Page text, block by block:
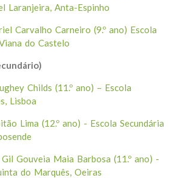
Laranjeira, Anta-Espinho
Carvalho Carneiro (9.º ano) Escola
do Castelo
Childs (11.º ano) – Escola
Lisboa
Lima (12.º ano) - Escola Secundária
Gouveia Maia Barbosa (11.º ano) -
do Marquês, Oeiras